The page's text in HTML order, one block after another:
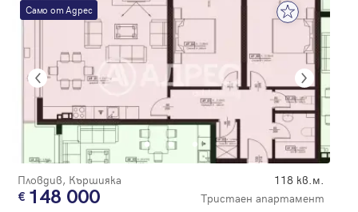
Само от Адрес
Пловдив, Кършияка 118 кв.м.
148 000 Тристаен апартамент